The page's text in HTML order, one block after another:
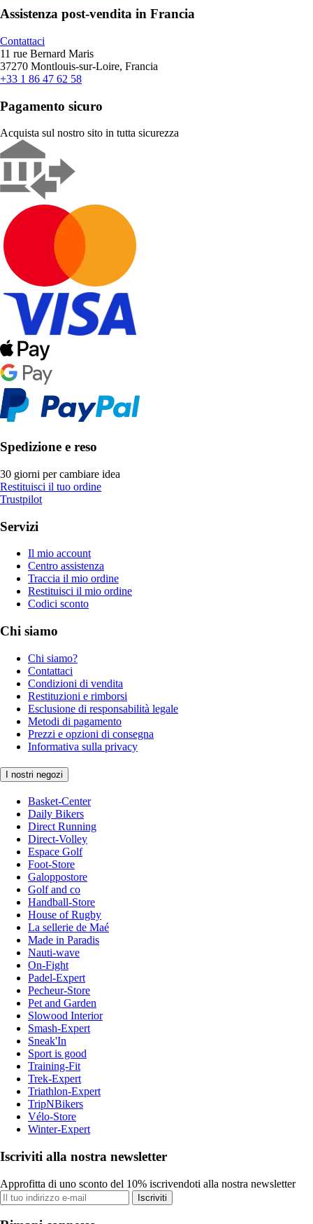
Assistenza post-vendita in Francia
Contattaci
11 rue Bernard Maris
37270 Montlouis-sur-Loire, Francia
+33 1 86 47 62 58
Pagamento sicuro
Acquista sul nostro sito in tutta sicurezza
Spedizione e reso
30 giorni per cambiare idea
Restituisci il tuo ordine
Trustpilot
Servizi
Il mio account
Centro assistenza
Traccia il mio ordine
Restituisci il mio ordine
Codici sconto
Chi siamo
Chi siamo?
Contattaci
Condizioni di vendita
Restituzioni e rimborsi
Esclusione di responsabilità legale
Metodi di pagamento
Prezzi e opzioni di consegna
Informativa sulla privacy
I nostri negozi
Basket-Center
Daily Bikers
Direct Running
Direct-Volley
Espace Golf
Foot-Store
Galoppostore
Golf and co
Handball-Store
House of Rugby
La sellerie de Maé
Made in Paradis
Nauti-wave
On-Fight
Padel-Expert
Pecheur-Store
Pet and Garden
Slowood Interior
Smash-Expert
Sneak'In
Sport is good
Training-Fit
Trek-Expert
Triathlon-Expert
TripNBikers
Vélo-Store
Winter-Expert
Iscriviti alla nostra newsletter
Approfitta di uno sconto del 10% iscrivendoti alla nostra newsletter
Iscriviti